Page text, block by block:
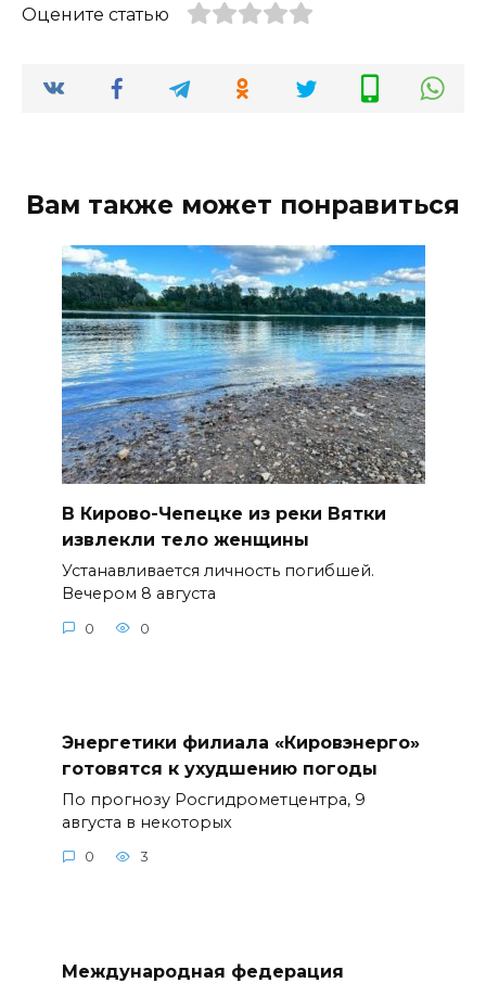
Оцените статью
Вам также может понравиться
В Кирово-Чепецке из реки Вятки
извлекли тело женщины
Устанавливается личность погибшей.
Вечером 8 августа
0 0
Энергетики филиала «Кировэнерго»
готовятся к ухудшению погоды
По прогнозу Росгидрометцентра, 9
августа в некоторых
0 3
Международная федерация